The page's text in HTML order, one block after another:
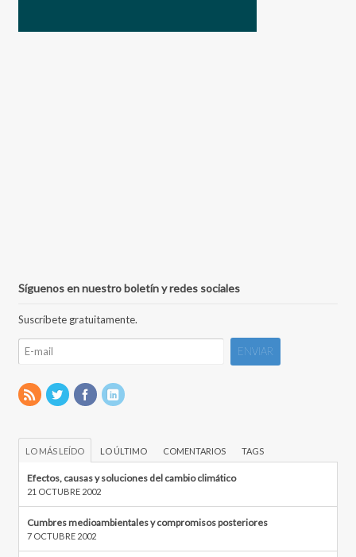
Síguenos en nuestro boletín y redes sociales
Suscríbete gratuitamente.
LO MÁS LEÍDO LO ÚLTIMO COMENTARIOS TAGS
Efectos, causas y soluciones del cambio climático
21 OCTUBRE 2002
Cumbres medioambientales y compromisos posteriores
7 OCTUBRE 2002